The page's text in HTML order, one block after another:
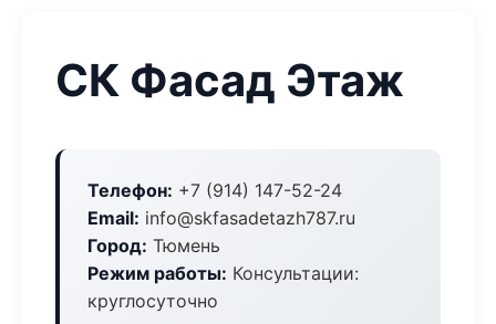
СК Фасад Этаж
Телефон: +7 (914) 147-52-24
Email: info@skfasadetazh787.ru
Город: Тюмень
Режим работы: Консультации:
круглосуточно